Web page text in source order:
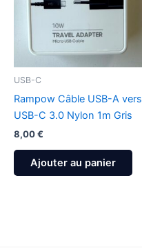
USB-C
Rampow Câble USB-A vers
USB-C 3.0 Nylon 1m Gris
8,00€
Ajouter au panier